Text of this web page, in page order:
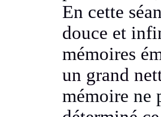
En cette
douce et
mémoires
un grand
mémoirene